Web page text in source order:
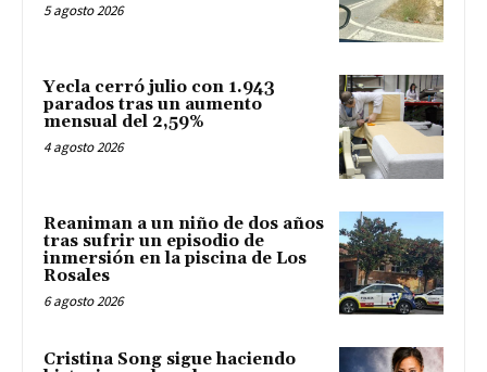
5 agosto 2026
Yecla cerró julio con 1.943
parados tras un aumento
mensual del 2,59%
4 agosto 2026
Reaniman a un niño de dos años
tras sufrir un episodio de
inmersión en la piscina de Los
Rosales
6 agosto 2026
Cristina Song sigue haciendo